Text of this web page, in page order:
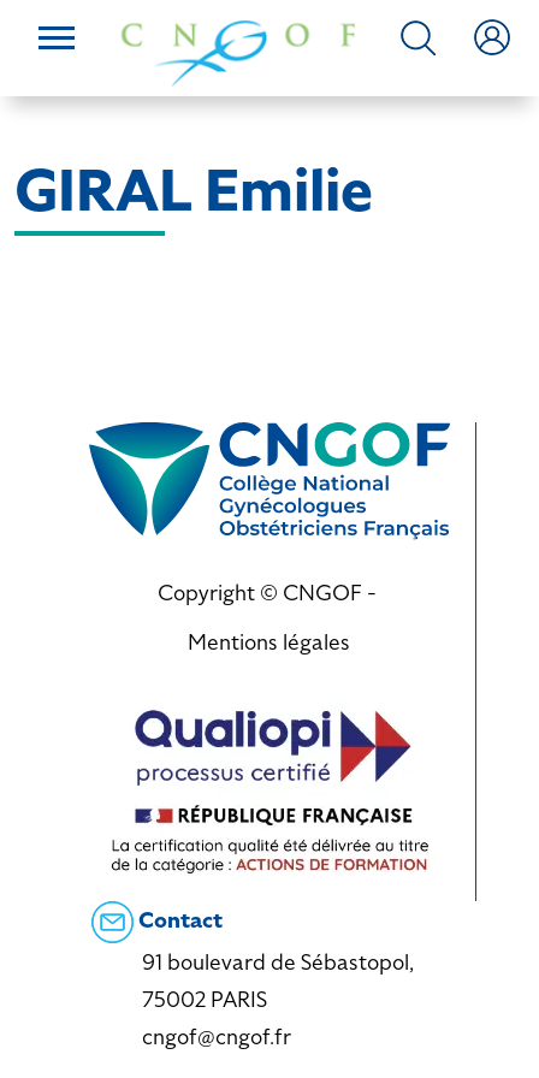
GIRAL Emilie
Copyright © CNGOF -
Mentions légales
Contact
91 boulevard de Sébastopol,
75002 PARIS
cngof@cngof.fr